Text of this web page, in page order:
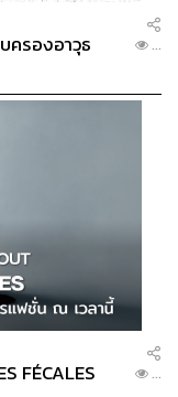
รองอาวุธ
...
FÉCALES ...